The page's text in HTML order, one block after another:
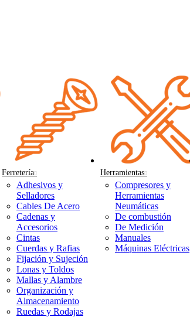
Ferretería
Adhesivos y
Selladores
Cables De Acero
Cadenas y
Accesorios
Cintas
Cuerdas y Rafias
Fijación y Sujeción
Lonas y Toldos
Mallas y Alambre
Organización y
Almacenamiento
Ruedas y Rodajas
Herramientas
Compresores y
Herramientas
Neumáticas
De combustión
De Medición
Manuales
Máquinas Eléctricas